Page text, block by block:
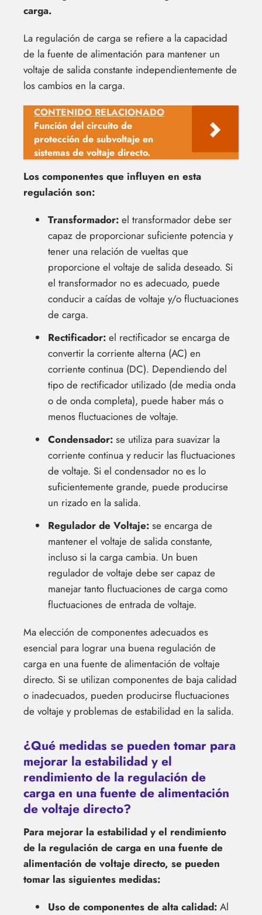
carga.
La regulación de carga se refiere a la capacidad
de la fuente de alimentación para mantener un
voltaje de salida constante independientemente de
los cambios en la carga.
CONTENIDO RELACIONADO
Función del circuito de
protección de subvoltaje en
sistemas de voltaje directo.
Los componentes que influyen en esta
regulación son:
Transformador: el transformador debe ser
capaz de proporcionar suficiente potencia y
tener una relación de vueltas que
proporcione el voltaje de salida deseado. Si
el transformador no es adecuado, puede
conducir a caídas de voltaje y/o fluctuaciones
de carga.
Rectificador: el rectificador se encarga de
convertir la corriente alterna (AC) en
corriente continua (DC). Dependiendo del
tipo de rectificador utilizado (de media onda
o de onda completa), puede haber más o
menos fluctuaciones de voltaje.
Condensador: se utiliza para suavizar la
corriente continua y reducir las fluctuaciones
de voltaje. Si el condensador no es lo
suficientemente grande, puede producirse
un rizado en la salida.
Regulador de Voltaje: se encarga de
mantener el voltaje de salida constante,
incluso si la carga cambia. Un buen
regulador de voltaje debe ser capaz de
manejar tanto fluctuaciones de carga como
fluctuaciones de entrada de voltaje.
Ma elección de componentes adecuados es
esencial para lograr una buena regulación de
carga en una fuente de alimentación de voltaje
directo. Si se utilizan componentes de baja calidad
o inadecuados, pueden producirse fluctuaciones
de voltaje y problemas de estabilidad en la salida.
¿Qué medidas se pueden tomar para
mejorar la estabilidad y el
rendimiento de la regulación de
carga en una fuente de alimentación
de voltaje directo?
Para mejorar la estabilidad y el rendimiento
de la regulación de carga en una fuente de
alimentación de voltaje directo, se pueden
tomar las siguientes medidas:
Uso de componentes de alta calidad: Al